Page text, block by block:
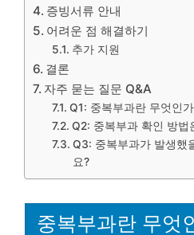
증빙서류 안내
어려운 점 해결하기
추가 지원
결론
자주 묻는 질문 Q&A
Q1: 중복부과란 무엇인
Q2: 중복부과 확인 방법
Q3: 중복부과가 발생했
요?
중복부과란 무엇